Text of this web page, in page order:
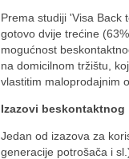
Prema studiji 'Visa Back
gotovo dvije trećine
mogućnost
na domicilnom tržištu,
vlastitim maloprodajnim
Izazovi
Jedan od izazova za
generacije potrošača i